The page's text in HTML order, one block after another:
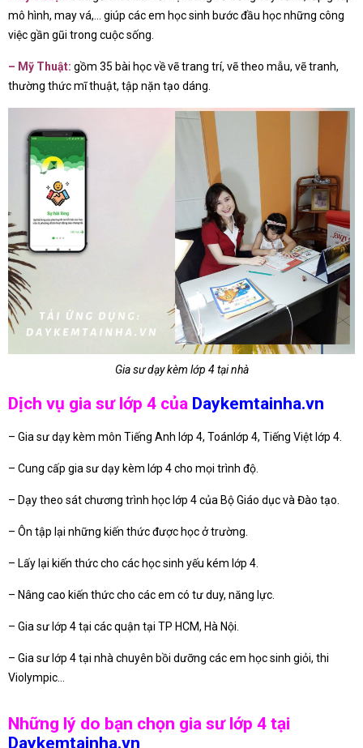
mô hình, may vá,… giúp các em học sinh bước đầu học những công
việc gần gũi trong cuộc sống.
– Mỹ Thuật: gồm 35 bài học về vẽ trang trí, vẽ theo mẫu, vẽ tranh,
thường thức mĩ thuật, tập nặn tạo dáng.
Gia sư dạy kèm lớp 4 tại nhà
Dịch vụ gia sư lớp 4 của Daykemtainha.vn
– Gia sư dạy kèm môn Tiếng Anh lớp 4, Toánlớp 4, Tiếng Việt lớp 4.
– Cung cấp gia sư dạy kèm lớp 4 cho mọi trình độ.
– Dạy theo sát chương trình học lớp 4 của Bộ Giáo dục và Đào tạo.
– Ôn tập lại những kiến thức được học ở trường.
– Lấy lại kiến thức cho các học sinh yếu kém lớp 4.
– Nâng cao kiến thức cho các em có tư duy, năng lực.
– Gia sư lớp 4 tại các quận tại TP HCM, Hà Nội.
– Gia sư lớp 4 tại nhà chuyên bồi dưỡng các em học sinh giỏi, thi
Violympic…
Những lý do bạn chọn gia sư lớp 4 tại
Daykemtainha.vn